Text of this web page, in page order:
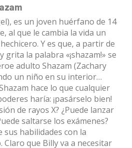
es un joven huérfano de 14
al que le cambia la vida un
Y es que, a partir de
grita la palabra «¡shazam!» se
adulto Shazam (Zachary
un niño en su interior…
hace lo que cualquier
haría: ¡pasárselo bien!
de rayos X? ¿Puede lanzar
saltarse los exámenes?
sus habilidades con la
que Billy va a necesitar